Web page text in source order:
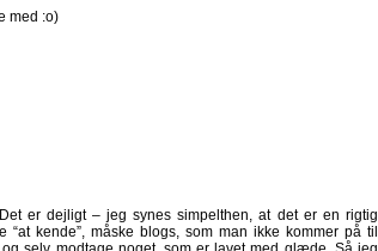
med :o)
er dejligt – jeg synes simpelthen, at det er en rigtig
kende”, måske blogs, som man ikke kommer på til